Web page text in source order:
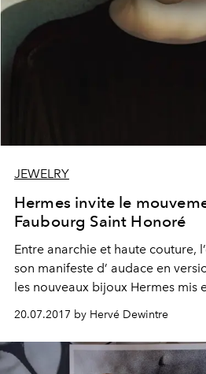
JEWELRY
Hermes invite le
Faubourg Saint Honoré
Entre anarchie et haute couture,
son manifeste d’ audace en
les nouveaux bijoux Hermes mis
Decryptage d’un rapprochement
20.07.2017 by Hervé Dewintre